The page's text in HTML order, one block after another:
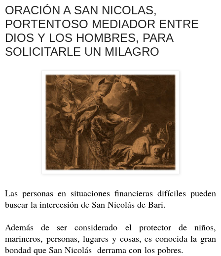
ORACIÓN A SAN NICOLAS,
PORTENTOSO MEDIADOR ENTRE
DIOS Y LOS HOMBRES, PARA
SOLICITARLE UN MILAGRO
Las personas en situaciones financieras difíciles pueden
buscar la intercesión de San Nicolás de Bari.
Además de ser considerado el protector de niños,
marineros, personas, lugares y cosas, es conocida la gran
bondad que San Nicolás derrama con los pobres.